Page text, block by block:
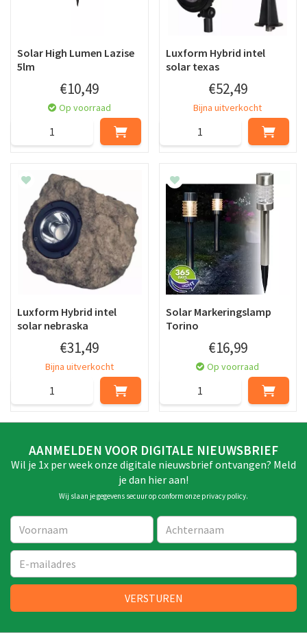
Solar High Lumen Lazise
5lm
€10,49
Op voorraad
Luxform Hybrid intel
solar texas
€52,49
Bijna uitverkocht
Luxform Hybrid intel
solar nebraska
€31,49
Bijna uitverkocht
Solar Markeringslamp
Torino
€16,99
Op voorraad
AANMELDEN VOOR DIGITALE NIEUWSBRIEF
Wil je 1x per week onze digitale nieuwsbrief ontvangen? Meld
je dan hier aan!
Wij slaan je gegevens secuur op conform onze privacy policy.